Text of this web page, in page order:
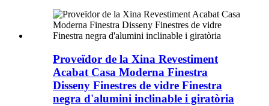
Proveïdor de la Xina Revestiment
Acabat Casa Moderna Finestra
Disseny Finestres de vidre Finestra
negra d'alumini inclinable i giratòria